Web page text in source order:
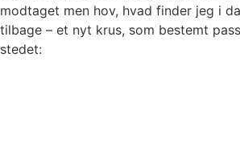
modtaget men hov, hvad finder jeg i
tilbage – et nyt krus, som bestemt
stedet: